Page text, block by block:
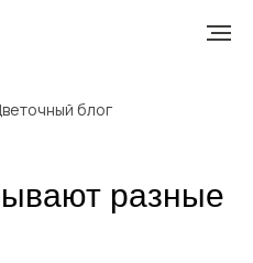
блог
разные